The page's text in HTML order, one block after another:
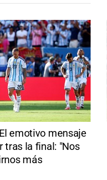
El emotivo mensaje
tras la final: "Nos
más